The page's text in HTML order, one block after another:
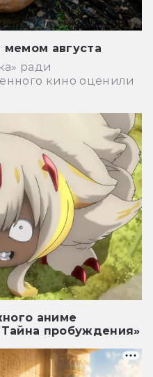
августа
ради
кино оценили
аниме
пробуждения»